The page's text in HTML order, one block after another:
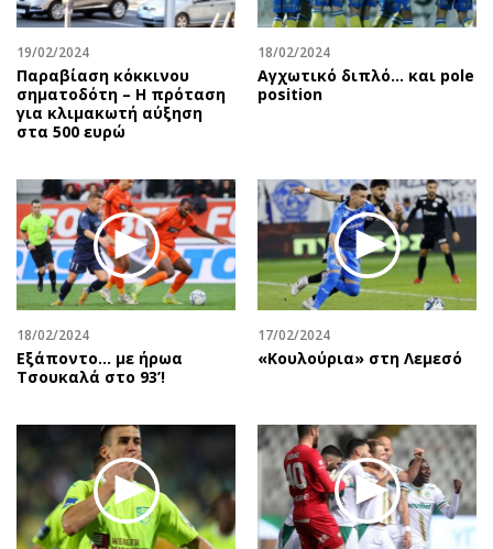
19/02/2024
Παραβίαση κόκκινου
σηματοδότη – Η πρόταση
για κλιμακωτή αύξηση
στα 500 ευρώ
18/02/2024
Αγχωτικό διπλό… και pole
position
18/02/2024
Εξάποντο… με ήρωα
Τσουκαλά στο 93’!
17/02/2024
«Κουλούρια» στη Λεμεσό